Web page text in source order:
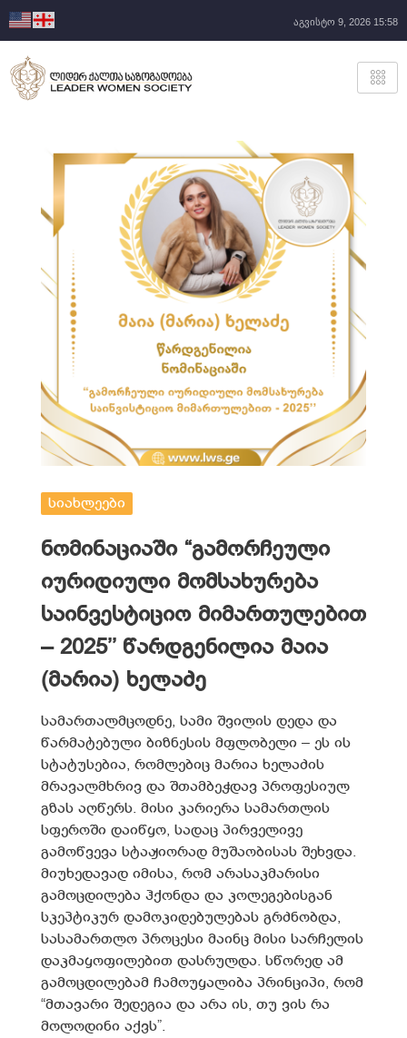
აგვისტო 9, 2026 15:58
სიახლეები
ნომინაციაში “გამორჩეული
იურიდიული მომსახურება
საინვესტიციო მიმართულებით
– 2025’’ წარდგენილია მაია
(მარია) ხელაძე
სამართალმცოდნე, სამი შვილის დედა და
წარმატებული ბიზნესის მფლობელი – ეს ის
სტატუსებია, რომლებიც მარია ხელაძის
მრავალმხრივ და შთამბეჭდავ პროფესიულ
გზას აღწერს. მისი კარიერა სამართლის
სფეროში დაიწყო, სადაც პირველივე
გამოწვევა სტაჟიორად მუშაობისას შეხვდა.
მიუხედავად იმისა, რომ არასაკმარისი
გამოცდილება ჰქონდა და კოლეგებისგან
სკეპტიკურ დამოკიდებულებას გრძნობდა,
სასამართლო პროცესი მაინც მისი სარჩელის
დაკმაყოფილებით დასრულდა. სწორედ ამ
გამოცდილებამ ჩამოუყალიბა პრინციპი, რომ
“მთავარი შედეგია და არა ის, თუ ვის რა
მოლოდინი აქვს”.